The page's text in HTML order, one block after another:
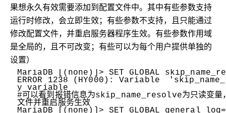
果想永久有效需要添加到配置文件中。其中有些参数支持
运行时修改，会立即生效；有些参数不支持，且只能通过
修改配置文件，并重启服务器程序生效。有些参数作用域
是全局的，且不可改变；有些可以为每个用户提供单独的
设置）
MariaDB [(none)]> SET GLOBAL
ERROR 1238 (HY000): Variable
y variable
#可以看到报错信息为skip_name_resolve为只读变量
文件并重启服务生效
MariaDB [(none)]> SET GLOBAL